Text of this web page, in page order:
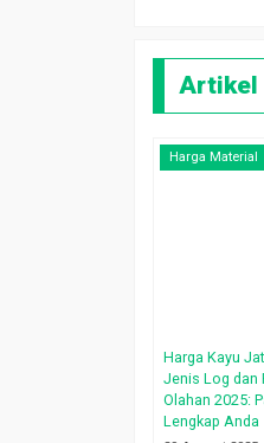
Artikel
Harga Material
Harga Kayu
Jenis Log dan
Olahan 2025:
Lengkap Anda